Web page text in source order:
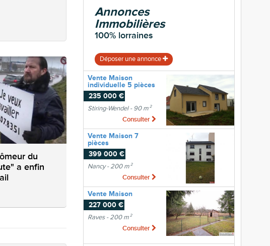
du
a enfin
Annonces
Immobilières
100% lorraines
Déposer une annonce
Vente Maison
individuelle 5 pièces
235 000 €
Stiring-Wendel - 90 m²
Consulter
Vente Maison 7
pièces
399 000 €
Nancy - 200 m²
Consulter
Vente Maison
227 000 €
Raves - 200 m²
Consulter